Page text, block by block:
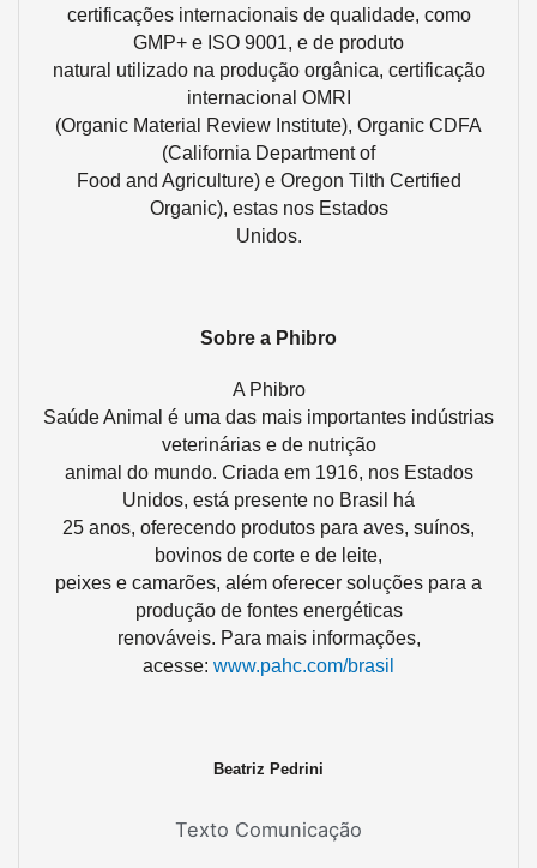
certificações internacionais de qualidade, como
GMP+ e ISO 9001, e de produto
natural utilizado na produção orgânica, certificação
internacional OMRI
(Organic Material Review Institute), Organic CDFA
(California Department of
Food and Agriculture) e Oregon Tilth Certified
Organic), estas nos Estados
Unidos.
Sobre a Phibro
A Phibro
Saúde Animal é uma das mais importantes indústrias
veterinárias e de nutrição
animal do mundo. Criada em 1916, nos Estados
Unidos, está presente no Brasil há
25 anos, oferecendo produtos para aves, suínos,
bovinos de corte e de leite,
peixes e camarões, além oferecer soluções para a
produção de fontes energéticas
renováveis. Para mais informações,
acesse: www.pahc.com/brasil
Beatriz Pedrini
Texto Comunicação